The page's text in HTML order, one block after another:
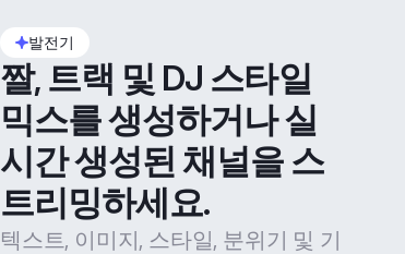
발전기
짤, 트랙 및 DJ 스타일
믹스를 생성하거나 실
시간 생성된 채널을 스
트리밍하세요.
텍스트, 이미지, 스타일, 분위기 및 기